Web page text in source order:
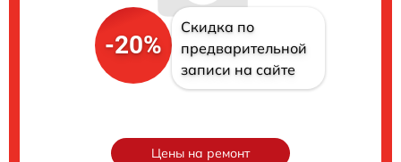
-20%
Скидка по
предварительной
записи на сайте
Цены на ремонт